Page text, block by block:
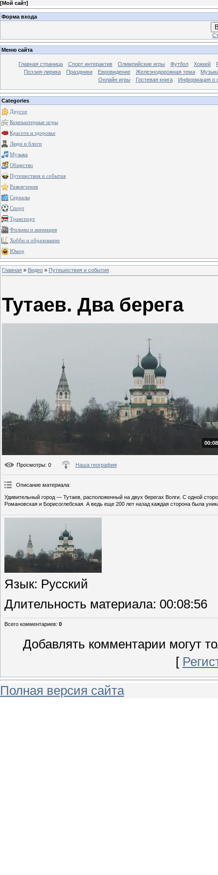
[Мой сайт]
Форма входа
Меню сайта
Главная страница Спорт интерактив Олимпийские игры Футбол Хоккей
Поэзия-лирика
Праздники Евровидение Железнодорожная тема
Онлайн игры
Гостевая книга Информация о
Categories
Другое
Компьютерные игры
Красота и здоровье
Люди и блоги
Музыка
Общество
Путешествия и события
Развлечения
Сериалы
Спорт
Транспорт
Фильмы и анимация
Хобби и образование
Юмор
Главная » Видео » Путешествия и события
Тутаев. Два берега
Просмотры: 0 Наша география
Описание материала:
Удивительный город — Тутаев, расположенный на двух берегах Волги. С одной
Романовская и Борисоглебская. А ведь еще 200 лет назад каждая сторона была
Язык: Русский
Длительность материала: 00:08:56
Всего комментариев: 0
Добавлять комментарии могут
[
Полная версия сайта